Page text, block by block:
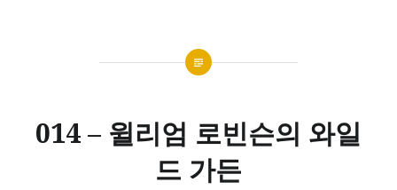
014 – 윌리엄 로빈슨의 와일
드 가든